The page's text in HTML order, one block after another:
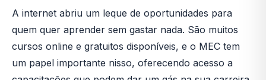
A internet abriu um leque de oportunidades para
quem quer aprender sem gastar nada. São muitos
cursos online e gratuitos disponíveis, e o MEC tem
um papel importante nisso, oferecendo acesso a